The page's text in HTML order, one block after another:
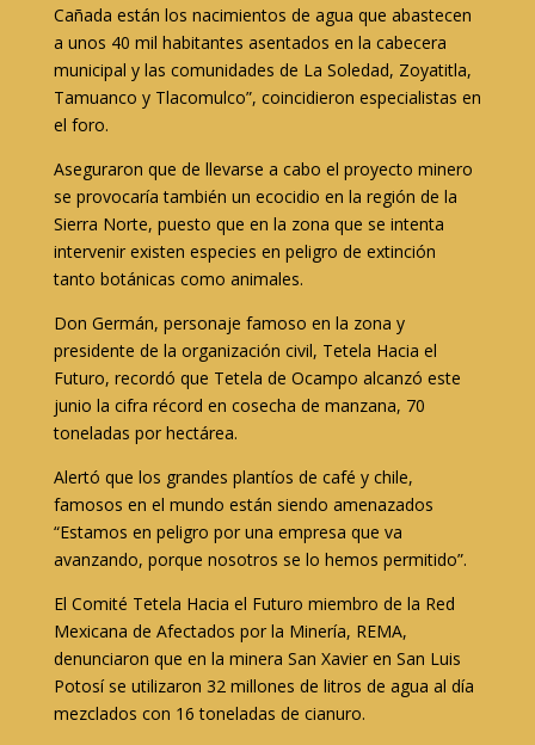
Cañada están los nacimientos de agua que abastecen
a unos 40 mil habitantes asentados en la cabecera
municipal y las comunidades de La Soledad, Zoyatitla,
Tamuanco y Tlacomulco”, coincidieron especialistas en
el foro.
Aseguraron que de llevarse a cabo el proyecto minero
se provocaría también un ecocidio en la región de la
Sierra Norte, puesto que en la zona que se intenta
intervenir existen especies en peligro de extinción
tanto botánicas como animales.
Don Germán, personaje famoso en la zona y
presidente de la organización civil, Tetela Hacia el
Futuro, recordó que Tetela de Ocampo alcanzó este
junio la cifra récord en cosecha de manzana, 70
toneladas por hectárea.
Alertó que los grandes plantíos de café y chile,
famosos en el mundo están siendo amenazados
“Estamos en peligro por una empresa que va
avanzando, porque nosotros se lo hemos permitido”.
El Comité Tetela Hacia el Futuro miembro de la Red
Mexicana de Afectados por la Minería, REMA,
denunciaron que en la minera San Xavier en San Luis
Potosí se utilizaron 32 millones de litros de agua al día
mezclados con 16 toneladas de cianuro.